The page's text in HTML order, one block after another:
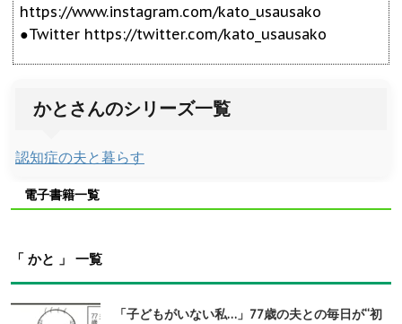
https://www.instagram.com/kato_usausako
●Twitter https://twitter.com/kato_usausako
かとさんのシリーズ一覧
認知症の夫と暮らす
電子書籍一覧
「 かと 」 一覧
「子どもがいない私…」77歳の夫との毎日が“初